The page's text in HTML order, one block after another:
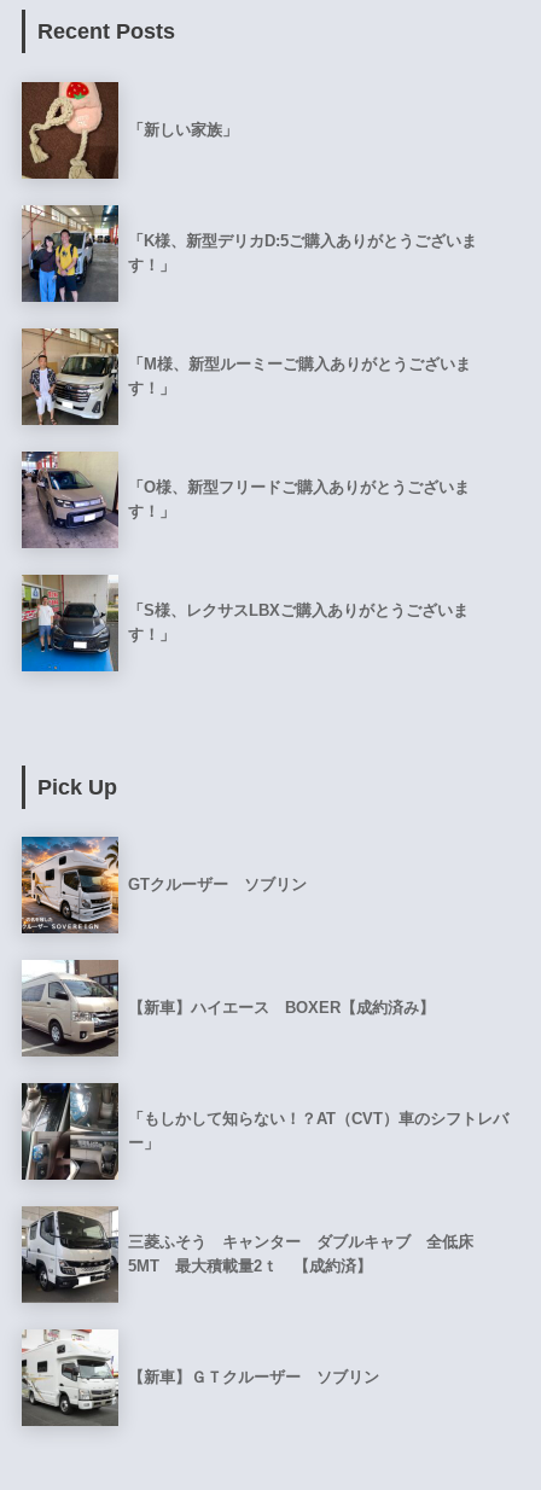
Recent Posts
「新しい家族」
「K様、新型デリカD:5ご購入ありがとうございま
す！」
「M様、新型ルーミーご購入ありがとうございま
す！」
「O様、新型フリードご購入ありがとうございま
す！」
「S様、レクサスLBXご購入ありがとうございま
す！」
Pick Up
GTクルーザー ソブリン
【新車】ハイエース BOXER【成約済み】
「もしかして知らない！？AT（CVT）車のシフトレバ
ー」
三菱ふそう キャンター ダブルキャブ 全低床
5MT 最大積載量2ｔ 【成約済】
【新車】ＧＴクルーザー ソブリン